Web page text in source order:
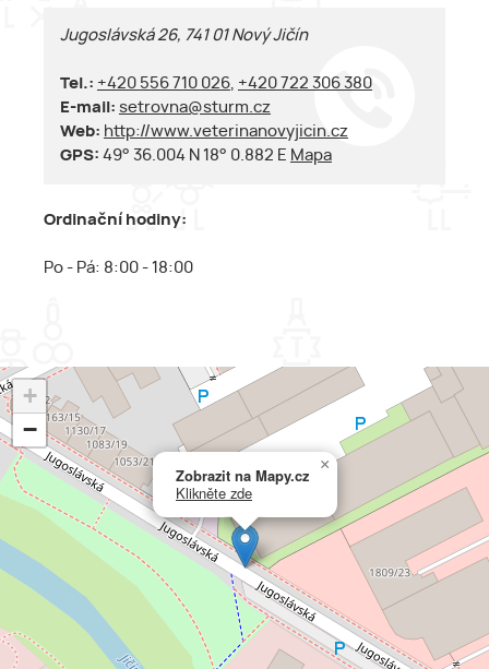
Jugoslávská 26, 741 01 Nový Jičín
Tel.: +420 556 710 026, +420 722 306 380
E-mail: setrovna@sturm.cz
Web: http://www.veterinanovyjicin.cz
GPS: 49° 36.004 N 18° 0.882 E Mapa
Ordinační hodiny:
Po - Pá: 8:00 - 18:00
Zobrazit na Mapy.cz
Klikněte zde
×
+
−